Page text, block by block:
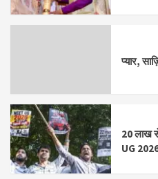
प्यार,
20 लाख
UG 2026